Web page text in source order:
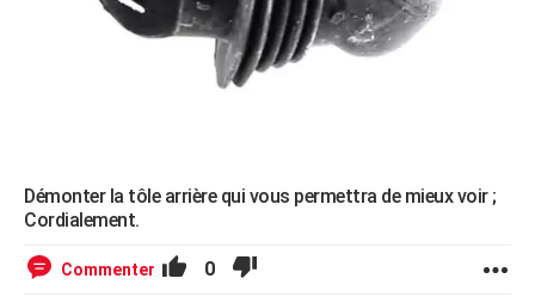
Démonter la tôle arrière qui vous permettra de mieux voir ;
Cordialement.
Commenter 0